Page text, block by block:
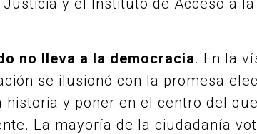
y el Instituto de Acceso a
no lleva a la democracia. En la
se ilusionó con la promesa
historia y poner en el centro del
La mayoría de la ciudadanía